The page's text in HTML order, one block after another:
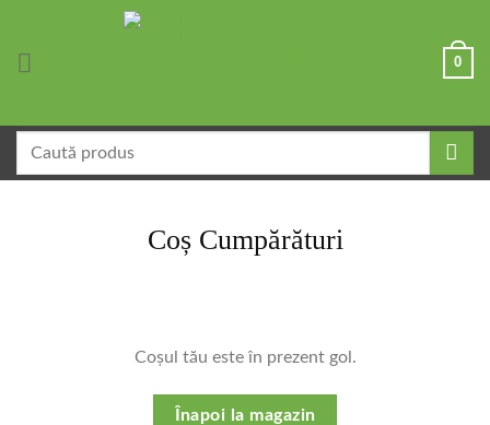
0
după:
Coș Cumpărături
Coșul tău este în prezent gol.
Înapoi la magazin